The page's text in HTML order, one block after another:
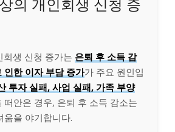
의 개인회생 신청 증
생 신청 증가는 은퇴 후 소득 감
인한 이자 부담 증가가 주요 원인입
투자 실패, 사업 실패, 가족 부양
떠안은 경우, 은퇴 후 소득 감소는
움을 야기합니다.